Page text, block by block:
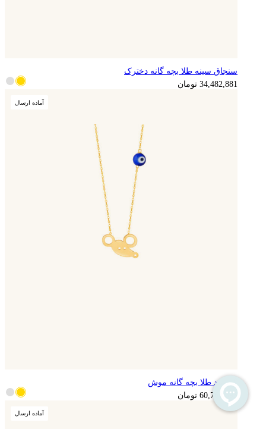
8,620,720 تومان
سنجاق سینه طلا بچه گانه دخترک
34,482,881 تومان
آماده ارسال
15,190,098 تومان
گردنبند طلا بچه گانه موش
60,760,393 تومان
آماده ارسال